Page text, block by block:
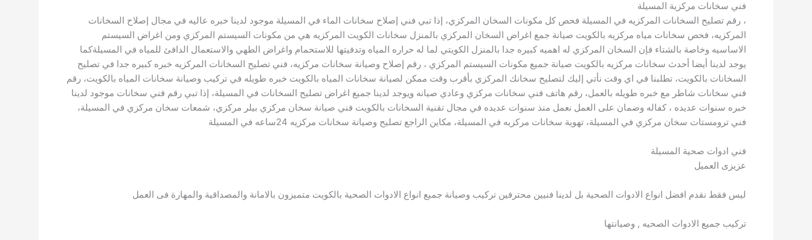
فني سخانات مركزية المسيلة
، رقم تصليح السخانات المركزيه في المسيلة فحص كل مكونات السخان المركزي، إذا تبي فني إصلاح سخانات الماء في المسيلة موجود لدينا خبره عاليه في مجال إصلاح السخانات
المركزيه، فحص سخانات مياه مركزيه بالكويت صيانة جمع اغراض السخان المركزي بالمنزل سخانات الكويت المركزيه هي من مكونات السيستم المركزي ومن اغراض السيستم
الاساسيه وخاصة بالشتاء فإن السخان المركزي له اهميه كبيره جدا بالمنزل الكويتي لما له حراره المياه وتدفيتها للاستحمام واغراض الطهي والاستعمال الدافئ للمياه في المسيلةكما
يوجد لدينا أيضا أحدث سخانات مركزيه بالكويت صيانة جميع مكونات السيستم المركزي ، رقم إصلاح وصيانة سخانات مركزيه، فني تصليح السخانات المركزيه خبره كبيره جدا في تصليح
السخانات بالكويت، تطلبنا في اي وقت نأتي إليك لتصليح سخانك المركزي بأقرب وقت ممكن لصيانة سخانات المياه بالكويت خبره طويله في تركيب وصيانة سخانات المياه بالكويت، رقم
فني سخانات شاطر مع خبره طويله بالعمل، رقم هاتف فني سخانات مركزي وعادي صيانه ويوجد لدينا جميع اغراض تصليح السخانات في المسيلة، إذا تبي رقم فني سخانات موجود لدينا
خبره سنوات عديده ، كفاله وضمان على العمل نعمل منذ سنوات عديده في مجال تقنية السخانات بالكويت فني صيانة سخان مركزي بيلر مركزي، شمعات سخان مركزي في المسيلة،
فني ترومستات سخان مركزي في المسيلة، تهوية سخانات مركزيه في المسيلة، مكاين الراجع تصليح وصيانة سخانات مركزيه 24ساعه في المسيلة
فني ادوات صحية المسيلة
عزيزى العميل
ليس فقط نقدم افضل انواع اﻻدوات الصحية بل لدينا فنيين محترفين تركيب وصيانة جميع انواع اﻻدوات الصحية بالكويت متميزون بالامانة والمصداقية والمهارة فى العمل
تركيب جميع الادوات الصحيه , وصيانتها